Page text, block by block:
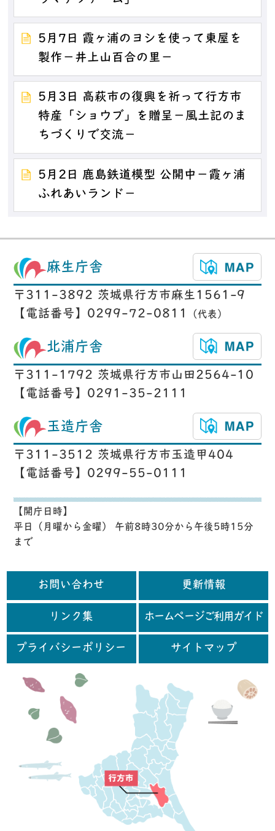
5月7日 霞ヶ浦のヨシを使って東屋を
製作－井上山百合の里－
5月3日 高萩市の復興を祈って行方市
特産「ショウブ」を贈呈－風土記のま
ちづくりで交流－
5月2日 鹿島鉄道模型 公開中－霞ヶ浦
ふれあいランド－
麻生庁舎
〒311-3892 茨城県行方市麻生1561-9
【電話番号】0299-72-0811
（代表）
北浦庁舎
〒311-1792 茨城県行方市山田2564-10
【電話番号】0291-35-2111
玉造庁舎
〒311-3512 茨城県行方市玉造甲404
【電話番号】0299-55-0111
【開庁日時】
平日（月曜から金曜） 午前8時30分から午後5時15分
まで
お問い合わせ 更新情報
リンク集 ホームページご利用ガイド
プライバシーポリシー サイトマップ